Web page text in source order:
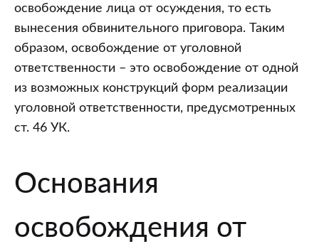
освобождение лица от осуждения, то есть
вынесения обвинительного приговора. Таким
образом, освобождение от уголовной
ответственности – это освобождение от одной
из возможных конструкций форм реализации
уголовной ответственности, предусмотренных
ст. 46 УК.
Основания
освобождения от